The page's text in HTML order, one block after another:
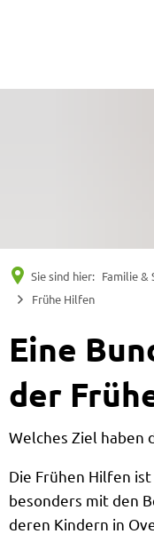
Sie sind hier: Familie &
Frühe Hilfen
Eine
der
Welches Ziel haben
Die Frühen Hilfen
besonders mit den
deren Kindern in